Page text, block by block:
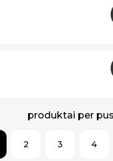
produktai per
2 3 4